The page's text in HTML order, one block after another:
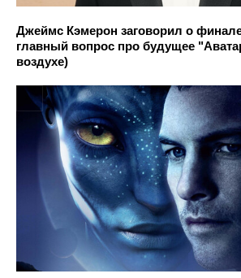
Джеймс Кэмерон заговорил о
главный вопрос про будущее
воздухе)